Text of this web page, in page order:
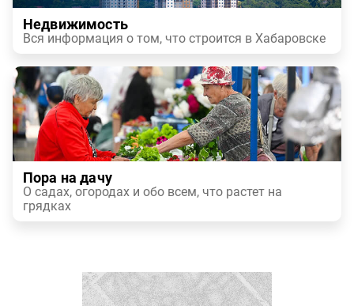
Недвижимость
Вся информация о том, что строится в Хабаровске
Пора на дачу
О садах, огородах и обо всем, что растет на
грядках